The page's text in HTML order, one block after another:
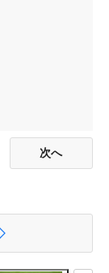
次へ